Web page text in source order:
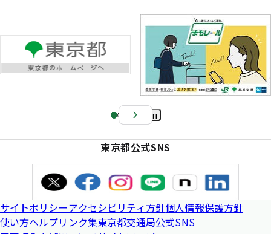
Pa
e
東京都公式SNS
サイトポリシーアクセシビリティ方針個人情報保護方針
使い方ヘルプリンク集東京都交通局公式SNS